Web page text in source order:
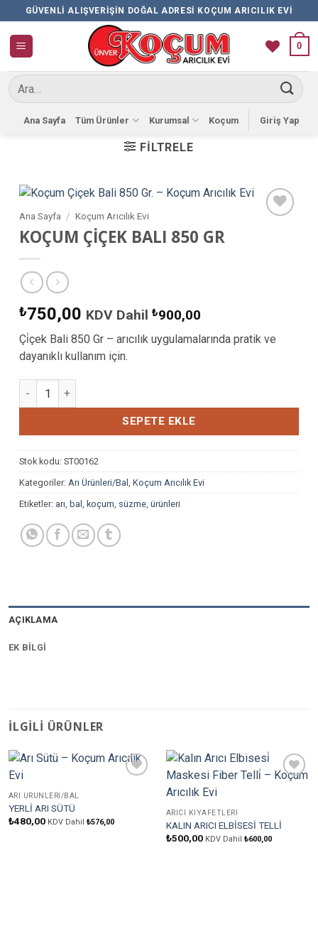
İçeriğe
atla
GÜVENLI ALIŞVERIŞIN DOĞAL ADRESI KOÇUM ARICILIK EVI
0
Ara:
Ana Sayfa Tüm Ürünler Kurumsal Koçum Giriş Yap
FILTRELE
Ana Sayfa / Koçum Arıcılık Evi
KOÇUM ÇİÇEK BALI 850 GR
₺750,00 KDV Dahil ₺900,00
Çi̇çek Bali 850 Gr – arıcılık uygulamalarında pratik ve
dayanıklı kullanım için.
SEPETE EKLE
Stok kodu: ST00162
Kategoriler: Arı Ürünleri/Bal , Koçum Arıcılık Evi
Etiketler: arı, bal , koçum, süzme, ürünleri
AÇIKLAMA
EK BILGI
İLGILI ÜRÜNLER
ARI ÜRÜNLERI/BAL
YERLİ ARI SÜTÜ
₺480,00 KDV Dahil ₺576,00
ARICI KIYAFETLERI
KALIN ARICI ELBİSESİ TELLİ
₺500,00 KDV Dahil ₺600,00